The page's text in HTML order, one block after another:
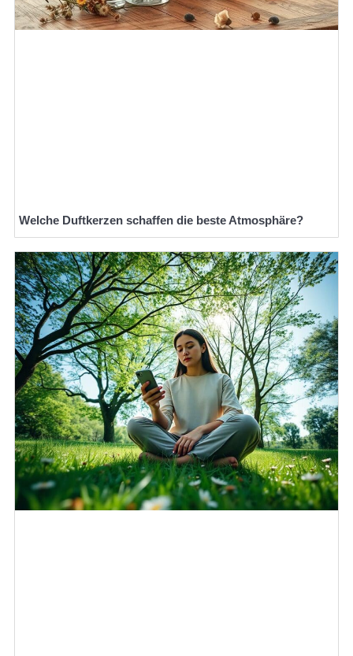
Welche Duftkerzen schaffen die beste Atmosphäre?